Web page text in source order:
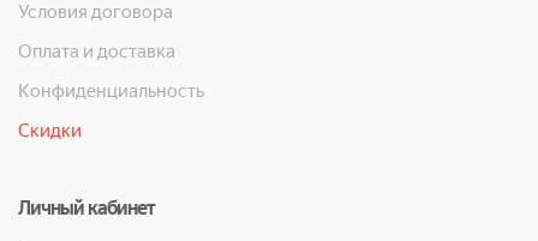
Условия договора
Оплата и доставка
Конфиденциальность
Скидки
Личный кабинет